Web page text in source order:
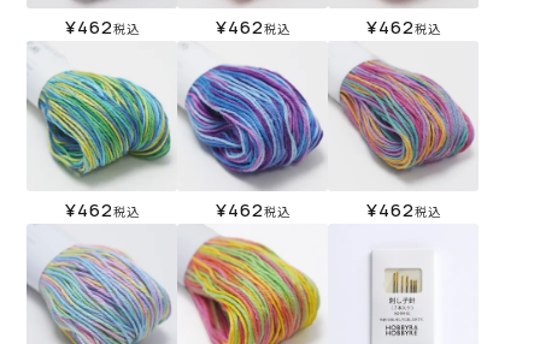
¥462税込 ¥462税込 ¥462税込
¥462税込 ¥462税込 ¥462税込